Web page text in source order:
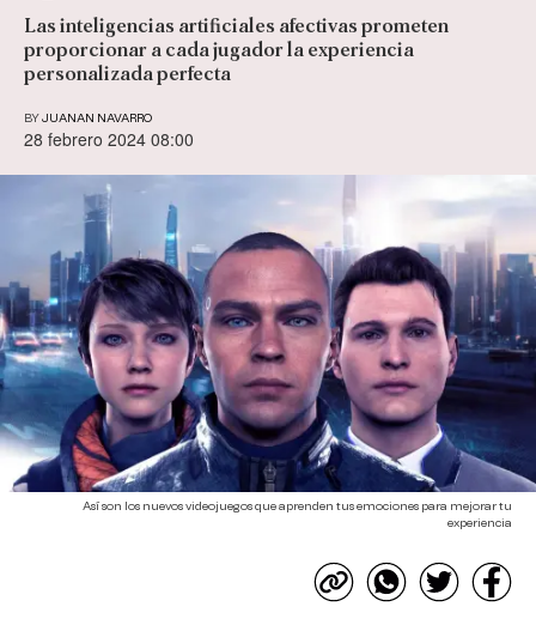
Las inteligencias artificiales afectivas prometen
proporcionar a cada jugador la experiencia
personalizada perfecta
BY JUANAN NAVARRO
28 febrero 2024 08:00
Así son los nuevos videojuegos que aprenden tus emociones para mejorar tu
experiencia